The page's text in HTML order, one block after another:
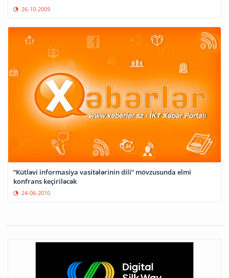
26-10-2009
“Kütləvi informasiya vasitələrinin dili” mövzusunda elmi
konfrans keçiriləcək
24-06-2010